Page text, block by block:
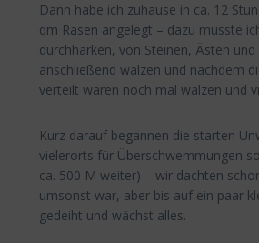
Dann habe ich zuhause in ca. 12
qm Rasen angelegt – dazu musste
durchharken, von Steinen, Ästen
anschließend walzen und nachdem
verteilt waren noch mal walzen und
Kurz darauf begannen die starten
vielerorts für Überschwemmungen
ca. 500 M weiter) – wir dachten
umsonst war, aber bis auf ein paar
gedeiht und wächst alles.